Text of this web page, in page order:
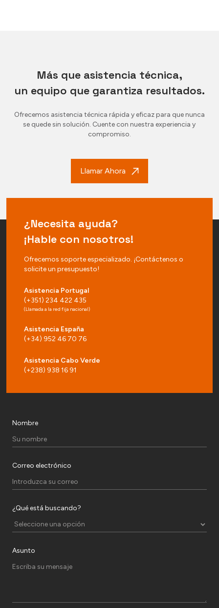
Más que asistencia técnica,
un equipo que garantiza resultados.
Ofrecemos asistencia técnica rápida y eficaz para que nunca
se quede sin solución. Cuente con nuestra experiencia y
compromiso.
Llamar Ahora
¿Necesita ayuda?
¡Hable con nosotros!
Ofrecemos soporte especializado. ¡Contáctenos o
solicite un presupuesto!
Asistencia Portugal
(+351) 234 422 435
(Llamada a la red fija nacional)
Asistencia España
(+34) 952 46 70 76
Asistencia Cabo Verde
(+238) 938 16 91
Nombre
Correo electrónico
¿Qué está buscando?
Asunto